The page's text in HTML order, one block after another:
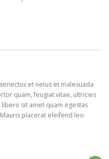
et netus et malesuada
quam, feugiat vitae, ultricies
sit amet quam egestas
placerat eleifend leo.